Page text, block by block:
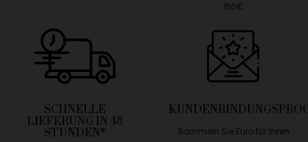
150€
SCHNELLE
LIEFERUNG IN 48
STUNDEN*
Sammeln Sie Euro für Ihren